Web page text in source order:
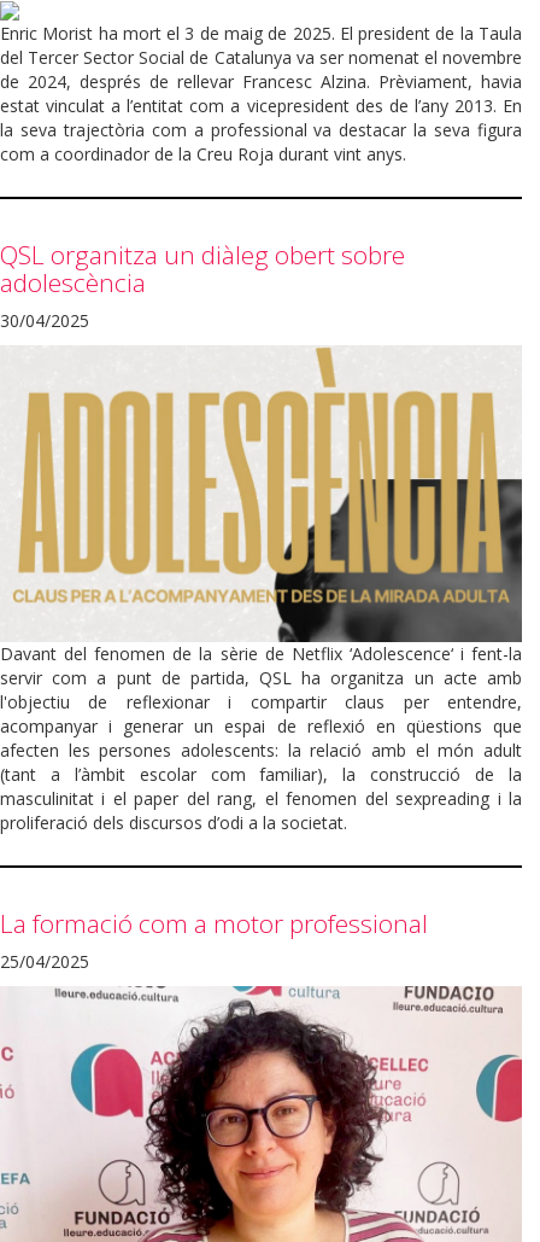
Enric Morist ha mort el 3 de maig de 2025. El president de la Taula
del Tercer Sector Social de Catalunya va ser nomenat el novembre
de 2024, després de rellevar Francesc Alzina. Prèviament, havia
estat vinculat a l’entitat com a vicepresident des de l’any 2013. En
la seva trajectòria com a professional va destacar la seva figura
com a coordinador de la Creu Roja durant vint anys.
QSL organitza un diàleg obert sobre
adolescència
30/04/2025
Davant del fenomen de la sèrie de Netflix ‘Adolescence‘ i fent-la
servir com a punt de partida, QSL ha organitza un acte amb
l'objectiu de reflexionar i compartir claus per entendre,
acompanyar i generar un espai de reflexió en qüestions que
afecten les persones adolescents: la relació amb el món adult
(tant a l’àmbit escolar com familiar), la construcció de la
masculinitat i el paper del rang, el fenomen del sexpreading i la
proliferació dels discursos d’odi a la societat.
La formació com a motor professional
25/04/2025